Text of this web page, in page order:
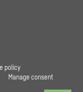
policy
Manage consent